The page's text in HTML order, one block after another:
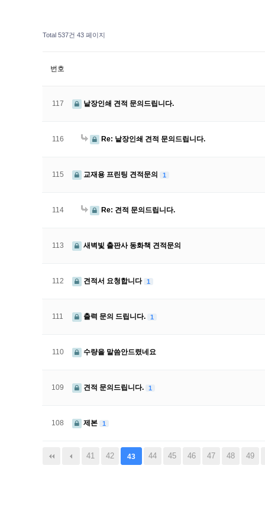
Total 537건 43 페이지
번호
117 낱장인쇄 견적 문의드립니다.
116 Re: 낱장인쇄 견적 문의드립니다.
115 교재용 프린팅 견적문의 1
114 Re: 견적 문의드립니다.
113 새벽빛 출판사 동화책 견적문의
112 견적서 요청합니다 1
111 출력 문의 드립니다. 1
110 수량을 말씀안드렸네요
109 견적 문의드립니다. 1
108 제본 1
41 42 43 44 45 46 47 48 49